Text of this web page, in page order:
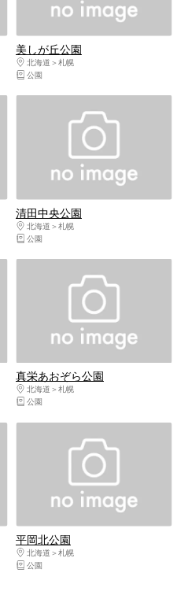
美しが丘公園
北海道
札幌
公園
清田中央公園
北海道
札幌
公園
真栄あおぞら公園
北海道
札幌
公園
平岡北公園
北海道
札幌
公園